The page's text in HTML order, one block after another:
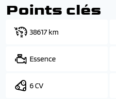
Points clés
38617 km
Essence
6 CV